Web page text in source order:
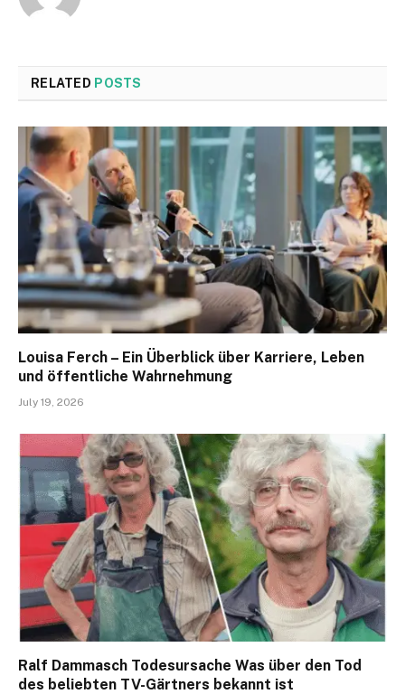
RELATED POSTS
Louisa Ferch – Ein Überblick über Karriere, Leben
und öffentliche Wahrnehmung
July 19, 2026
Ralf Dammasch Todesursache Was über den Tod
des beliebten TV-Gärtners bekannt ist